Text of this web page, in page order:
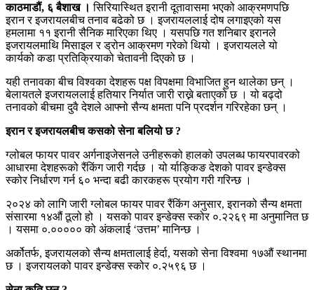
काठमाडौं, ६ बैशाख । सिरियास्थित इरानी दूतावासमा भएको आक्रमणपछि
इरान र इजरायलबीच तनाव बढेको छ । इजरायललाई दोष लगाइएको यस
हमलामा ११ इरानी सैनिक मारिएका थिए । यसपछि गत शनिबार इरानले
इजरायलमाथि मिसाइल र ड्रोन आक्रमण गरेको थियो । इजरायलले यो
कार्यको कडा प्रतिक्रियाको चेतावनी दिएको छ ।
यही तनावका बीच विश्वका देशहरू पक्ष विपक्षमा विभाजित हुन थालेका छन् ।
बेलायतले इजरायललाई हतियार निर्यात जारी राख्ने बताएको छ । यो बढ्दो
तनावको बीचमा दुवै देशले आफ्नो सैन्य क्षमता पनि प्रदर्शन गरिरहेका छन् ।
इरान र इजरायलबीच कसको सेना बलियो छ ?
ग्लोबल फायर पावर अर्गनाइजेसनले उनीहरूको हालको उपलब्ध फायरपावरको
आधारमा देशहरूको रैंकिंग जारी गर्दछ । यो र्याङ्किङ देशको पावर इन्डेक्स
स्कोर निर्धारण गर्न ६० भन्दा बढी कारकहरू प्रयोग गरी गरिन्छ ।
२०२४ को लागि जारी ग्लोबल फायर पावर रैंकिंग अनुसार, इरानको सैन्य क्षमता
संसारमा १४औं ठूलो हो । यसको पावर इन्डेक्स स्कोर ०.२२६९ मा अनुमानित छ
। यसमा ०.००००० को अंकलाई ‘उत्तम’ मानिन्छ ।
अर्कोतर्फ, इजरायलको सैन्य क्षमतालाई हेर्दा, यसको सेना विश्वमा १७औं स्थानमा
छ । इजरायलको पावर इन्डेक्स स्कोर ०.२५९६ छ ।